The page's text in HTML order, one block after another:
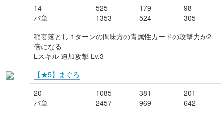
14
バ単
525
1353
179
524
98
305
稲妻落とし 1ターンの間味方の青属性カードの攻撃力が2
倍になる
Lスキル 追加攻撃 Lv.3
【★5】まぐろ
20
バ単
1085
2457
381
969
201
642